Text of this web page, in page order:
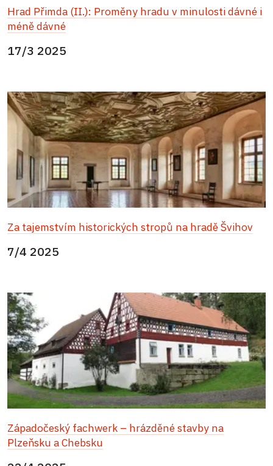
Hrad Přimda (II.): Proměny hradu v minulosti dávné i
méně dávné
17/3 2025
Za tajemstvím historických stropů na hradě Švihov
7/4 2025
Západočeský fachwerk – hrázděné stavby na
Plzeňsku a Chebsku